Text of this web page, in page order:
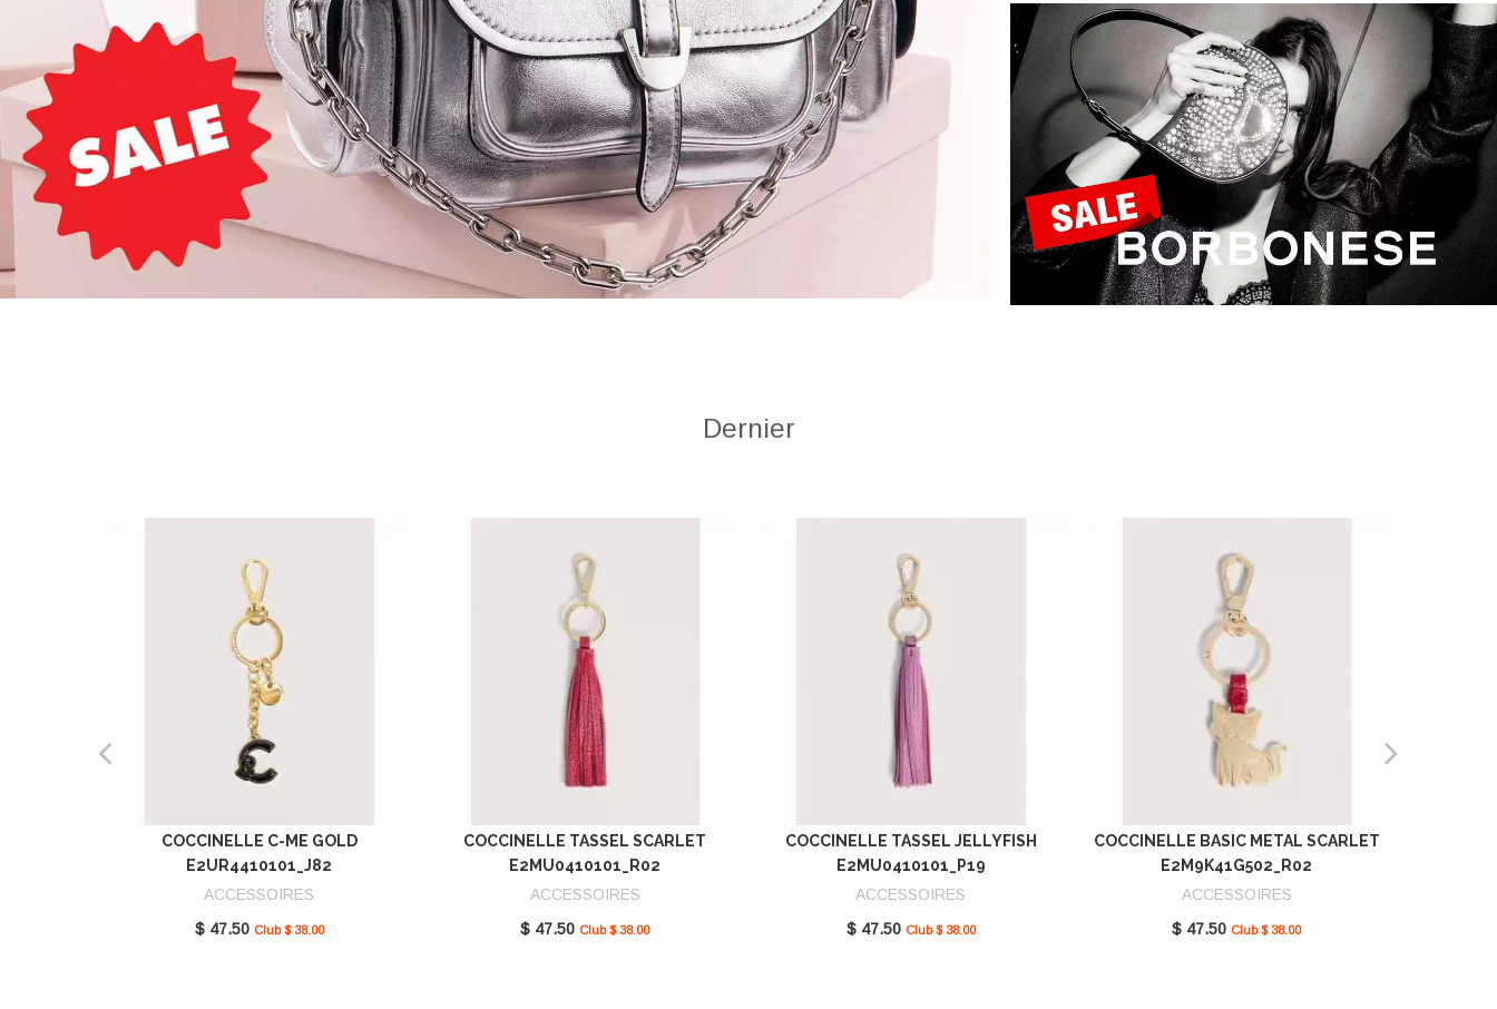
Dernier
COCCINELLE C-ME GOLD
E2UR4410101_J82
ACCESSOIRES
$ 47.50 Club $ 38.00
COCCINELLE TASSEL SCARLET
E2MU0410101_R02
ACCESSOIRES
$ 47.50 Club $ 38.00
COCCINELLE TASSEL JELLYFISH
E2MU0410101_P19
ACCESSOIRES
$ 47.50 Club $ 38.00
COCCINELLE BASIC METAL SCARLET
E2M9K41G502_R02
ACCESSOIRES
$ 47.50 Club $ 38.00